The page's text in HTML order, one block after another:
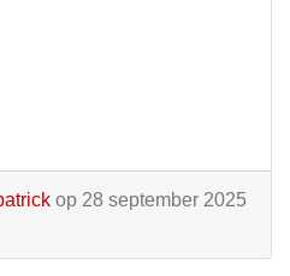
op 28 september 2025